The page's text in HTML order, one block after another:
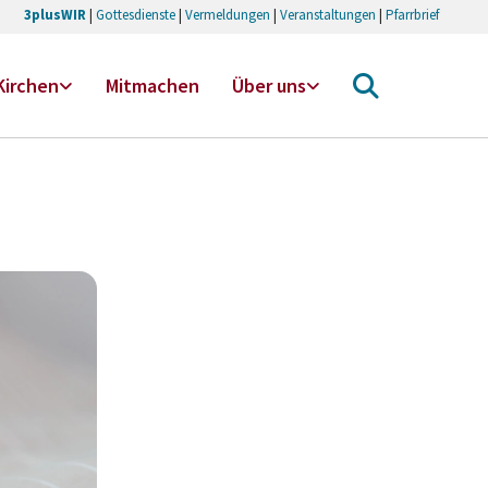
3plusWIR| Gottesdienste| Vermeldungen | Veranstaltungen | Pfarrbrief
Mitmachen Über uns